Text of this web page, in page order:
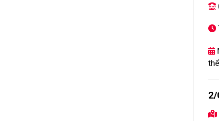



2/
